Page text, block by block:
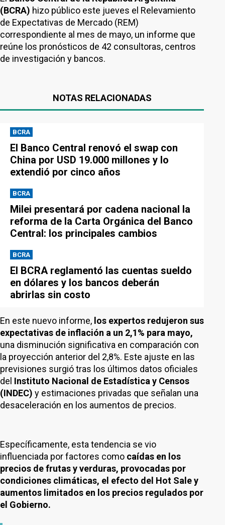
(BCRA) hizo público este jueves el Relevamiento
de Expectativas de Mercado (REM)
correspondiente al mes de mayo, un informe que
reúne los pronósticos de 42 consultoras, centros
de investigación y bancos.
NOTAS RELACIONADAS
BCRA
El Banco Central renovó el swap con
China por USD 19.000 millones y lo
extendió por cinco años
BCRA
Milei presentará por cadena nacional la
reforma de la Carta Orgánica del Banco
Central: los principales cambios
BCRA
El BCRA reglamentó las cuentas sueldo
en dólares y los bancos deberán
abrirlas sin costo
En este nuevo informe, los expertos redujeron sus
expectativas de inflación a un 2,1% para mayo,
una disminución significativa en comparación con
la proyección anterior del 2,8%. Este ajuste en las
previsiones surgió tras los últimos datos oficiales
del Instituto Nacional de Estadística y Censos
(INDEC) y estimaciones privadas que señalan una
desaceleración en los aumentos de precios.
Específicamente, esta tendencia se vio
influenciada por factores como caídas en los
precios de frutas y verduras, provocadas por
condiciones climáticas, el efecto del Hot Sale y
aumentos limitados en los precios regulados por
el Gobierno.